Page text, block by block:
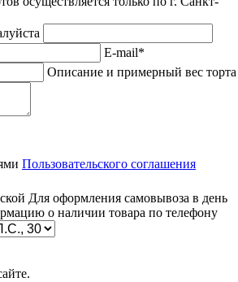
E-mail*
Описание и примерный вес торта
Пользовательского соглашения
Для оформления самовывоза в день
о наличии товара по телефону